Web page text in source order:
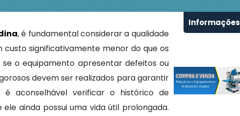
, é fundamental considerar a qualidade
custo significativamente menor do que os
o equipamento apresentar defeitos ou
devem ser realizados para garantir
aconselhável verificar o histórico de
ainda possui uma vida útil prolongada.
Informações